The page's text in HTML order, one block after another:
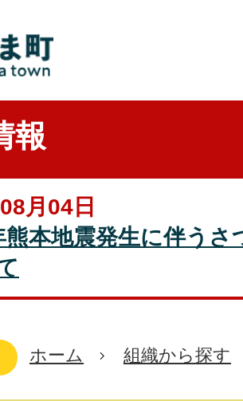
報
月04日
熊本地震発生に伴うさ
ホーム 組織から探す